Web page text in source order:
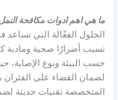
ما هي اهم ادوات مكافحة
الحلول الفعّالة التي
تسبب أضرارًا صحية ومادية
حسب البيئة ونوع الإصابة،
لضمان القضاء على
المتخصصة تقنيات حديثة